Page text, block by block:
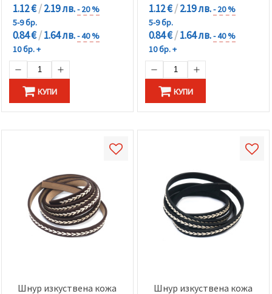
1.12 €/2.19 лв.- 20 %
5-9 бр.
0.84 €/1.64 лв.- 40 %
10 бр. +
КУПИ
1.12 €/2.19 лв.- 20 %
5-9 бр.
0.84 €/1.64 лв.- 40 %
10 бр. +
КУПИ
Шнур изкуствена кожа
Шнур изкуствена кожа